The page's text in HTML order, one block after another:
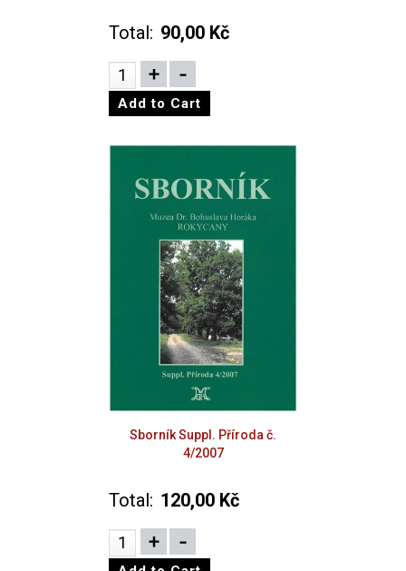
Total: 90,00 Kč
Sborník Suppl. Příroda č.
4/2007
Total: 120,00 Kč